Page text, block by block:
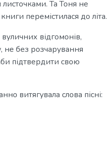
Та Тоня не
перемістилася до літа.
відгомонів,
не без розчарування
підтвердити свою
витягувала слова пісні: